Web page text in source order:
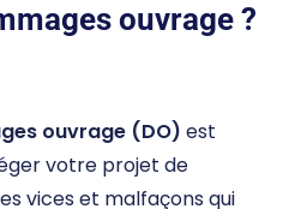
ouvrage ?
ouvrage (DO) est
votre projet de
vices et malfaçons qui